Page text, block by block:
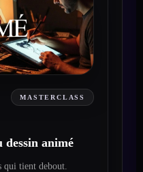
MASTERCLASS
dessin animé
tient debout.